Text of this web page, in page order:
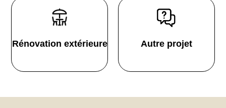
Rénovation extérieure Autre projet